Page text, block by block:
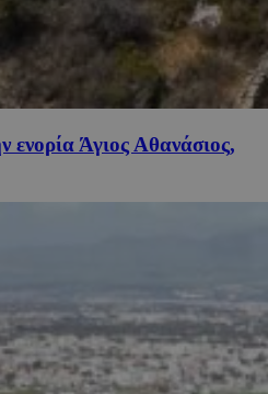
ενορία Άγιος Αθανάσιος,